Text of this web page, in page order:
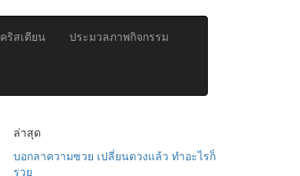
คริสเตียน ประมวลภาพกิจกรรม
ล่าสุด
บอกลาความซวย เปลี่ยนดวงแล้ว ทำอะไรก็
รวย